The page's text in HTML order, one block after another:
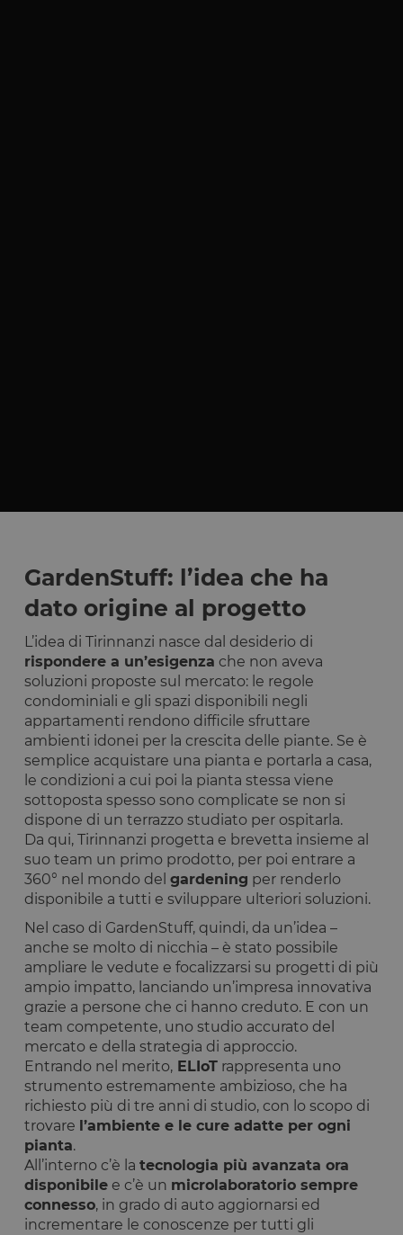
GardenStuff: l’idea che ha
dato origine al progetto
L’idea di Tirinnanzi nasce dal desiderio di
rispondere a un’esigenza che non aveva
soluzioni proposte sul mercato: le regole
condominiali e gli spazi disponibili negli
appartamenti rendono difficile sfruttare
ambienti idonei per la crescita delle piante. Se è
semplice acquistare una pianta e portarla a casa,
le condizioni a cui poi la pianta stessa viene
sottoposta spesso sono complicate se non si
dispone di un terrazzo studiato per ospitarla.
Da qui, Tirinnanzi progetta e brevetta insieme al
suo team un primo prodotto, per poi entrare a
360° nel mondo del gardening per renderlo
disponibile a tutti e sviluppare ulteriori soluzioni.
Nel caso di GardenStuff, quindi, da un’idea –
anche se molto di nicchia – è stato possibile
ampliare le vedute e focalizzarsi su progetti di più
ampio impatto, lanciando un’impresa innovativa
grazie a persone che ci hanno creduto. E con un
team competente, uno studio accurato del
mercato e della strategia di approccio.
Entrando nel merito, ELIoT rappresenta uno
strumento estremamente ambizioso, che ha
richiesto più di tre anni di studio, con lo scopo di
trovare l’ambiente e le cure adatte per ogni
pianta.
All’interno c’è la tecnologia più avanzata ora
disponibile e c’è un microlaboratorio sempre
connesso, in grado di auto aggiornarsi ed
incrementare le conoscenze per tutti gli